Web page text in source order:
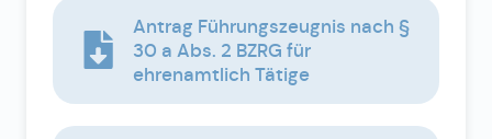
Antrag Führungszeugnis nach §
30 a Abs. 2 BZRG für
ehrenamtlich Tätige